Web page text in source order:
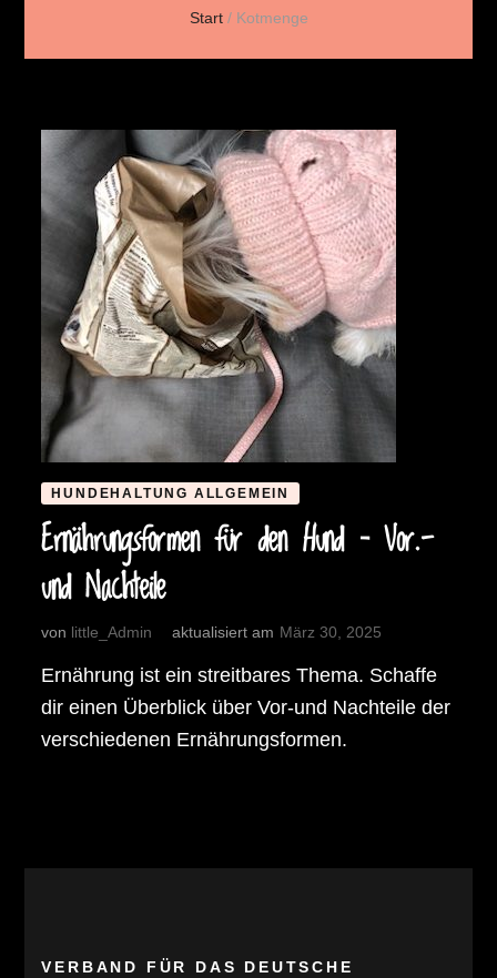
Start / Kotmenge
HUNDEHALTUNG ALLGEMEIN
Ernährungsformen für den Hund – Vor.-
und Nachteile
von little_Admin aktualisiert am März 30, 2025
Ernährung ist ein streitbares Thema. Schaffe
dir einen Überblick über Vor-und Nachteile der
verschiedenen Ernährungsformen.
VERBAND FÜR DAS DEUTSCHE